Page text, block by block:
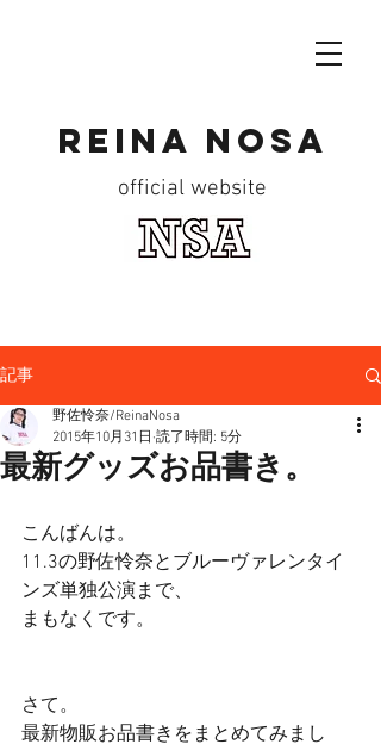
reina nosa
official website
記事
最新グッズお品書き。
野佐怜奈/ReinaNosa
2015年10月31日 読了時間: 5分
こんばんは。
11.3の野佐怜奈とブルーヴァレンタイ
ンズ単独公演まで、
まもなくです。
さて。
最新物販お品書きをまとめてみまし